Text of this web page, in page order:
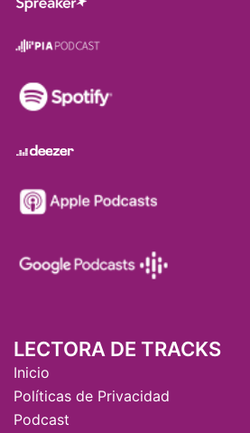
LECTORA DE TRACKS
Inicio
Políticas de Privacidad
Podcast